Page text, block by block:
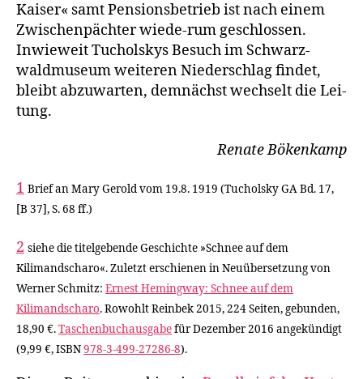
Kaiser« samt Pensionsbetrieb ist nach einem
Zwischenpächter wie­de-rum geschlossen.
Inwie­weit Tucholskys Besuch im Schwarz­
waldmuseum weiteren Niederschlag fin­det,
bleibt abzuwarten, demnächst wechselt die Lei­
tung.
Renate Bökenkamp
1 Brief an Mary Gerold vom 19.8. 1919 (Tucholsky GA Bd. 17,
[B 37], S. 68 ff.)
2 siehe die titelgebende Geschichte »Schnee auf dem
Kilimandscharo«. Zuletzt erschienen in Neuübersetzung von
Werner Schmitz: Ernest Hemingway: Schnee auf dem
Kilimandscharo. Rowohlt Reinbek 2015, 224 Seiten, gebunden,
18,90 €.Taschenbuchausgabefür Dezember 2016 angekündigt
(9,99 €, ISBN978-3-499-27286-8).